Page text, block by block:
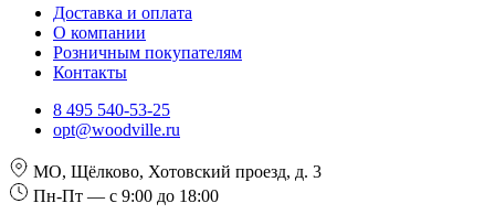
Доставка и оплата
О компании
Розничным покупателям
Контакты
8 495 540-53-25
opt@woodville.ru
МО, Щёлково, Хотовский проезд, д. 3
Пн-Пт — с 9:00 до 18:00